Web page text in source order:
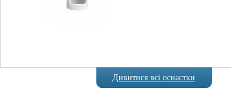
Дивитися всі оснастки